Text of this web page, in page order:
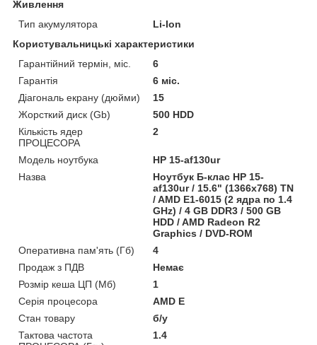
Живлення
Тип акумулятора
Li-Ion
Користувальницькі характеристики
Гарантійний термін, міс.
6
Гарантія
6 міс.
Діагональ екрану (дюйми)
15
Жорсткий диск (Gb)
500 HDD
Кількість ядер
ПРОЦЕСОРА
2
Модель ноутбука
HP 15-af130ur
Назва
Ноутбук Б-клас HP 15-
af130ur / 15.6" (1366x768) TN
/ AMD E1-6015 (2 ядра по 1.4
GHz) / 4 GB DDR3 / 500 GB
HDD / AMD Radeon R2
Graphics / DVD-ROM
Оперативна пам'ять (Гб)
4
Продаж з ПДВ
Немає
Розмір кеша ЦП (Мб)
1
Серія процесора
AMD E
Стан товару
б/у
Тактова частота
1.4